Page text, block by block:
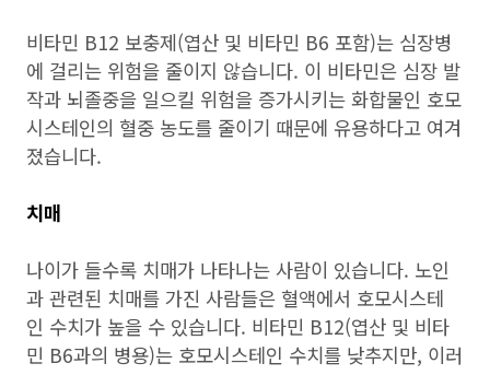
비타민 B12 보충제(엽산 및 비타민 B6 포함)는 심장병
에 걸리는 위험을 줄이지 않습니다. 이 비타민은 심장 발
작과 뇌졸중을 일으킬 위험을 증가시키는 화합물인 호모
시스테인의 혈중 농도를 줄이기 때문에 유용하다고 여겨
졌습니다.
치매
나이가 들수록 치매가 나타나는 사람이 있습니다. 노인
과 관련된 치매를 가진 사람들은 혈액에서 호모시스테
인 수치가 높을 수 있습니다. 비타민 B12(엽산 및 비타
민 B6과의 병용)는 호모시스테인 수치를 낮추지만, 이러